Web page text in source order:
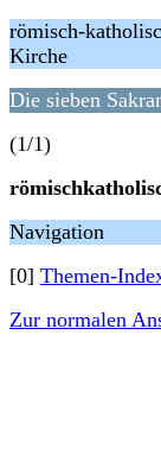
römisch-
Kirche
Die sieben
(1/1)
Navigation
[0] Themen-
Zur normalen